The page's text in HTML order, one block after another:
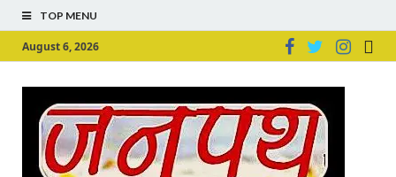
TOP MENU
August 6, 2026